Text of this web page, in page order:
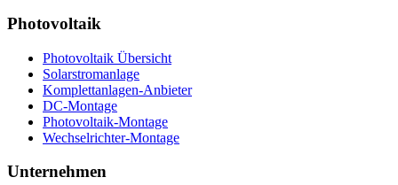
Photovoltaik
Photovoltaik Übersicht
Solarstromanlage
Komplettanlagen-Anbieter
DC-Montage
Photovoltaik-Montage
Wechselrichter-Montage
Unternehmen